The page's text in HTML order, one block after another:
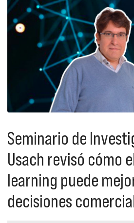
Seminario de
Usach revisó cómo
learning puede
decisiones